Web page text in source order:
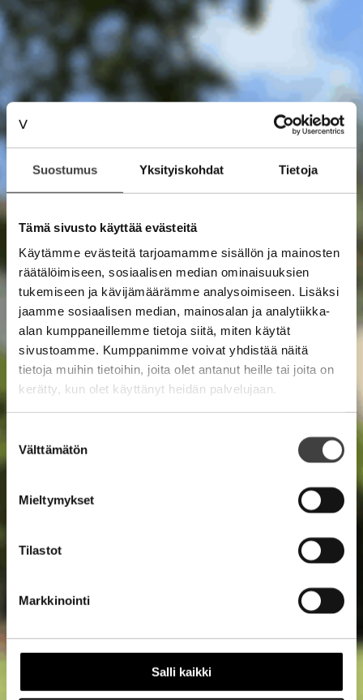
Suostumus Yksityiskohdat Tietoja
Tämä sivusto käyttää evästeitä
Käytämme evästeitä tarjoamamme sisällön ja mainosten
räätälöimiseen, sosiaalisen median ominaisuuksien
tukemiseen ja kävijämäärämme analysoimiseen. Lisäksi
jaamme sosiaalisen median, mainosalan ja analytiikka-
alan kumppaneillemme tietoja siitä, miten käytät
sivustoamme. Kumppanimme voivat yhdistää näitä
tietoja muihin tietoihin, joita olet antanut heille tai joita on
kerätty, kun olet käyttänyt heidän palvelujaan.
valinta
Välttämätön
Mieltymykset
Tilastot
Markkinointi
Salli kaikki